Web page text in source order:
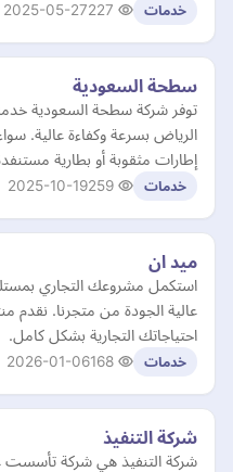
خدمات 2025-05-27
سطحة السعودية
توفر شركة سطحة السعودية
الرياض بسرعة وكفاءة عالية.
إطارات مثقوبة أو بطارية
خدمات 2025-10-19
ميد ان
استكمل مشروعك التجاري
عالية الجودة من متجرنا. نقدم
احتياجاتك التجارية بشكل كامل.
خدمات 2026-01-06
شركة التنفيذ